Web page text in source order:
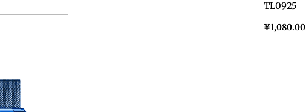
TL0925
¥1,080.00